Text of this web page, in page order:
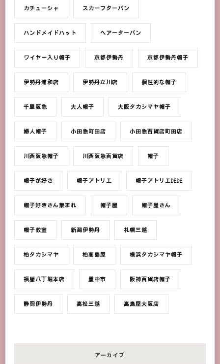
カチューシャ スカーフターバン
ハンドメイドハット ヘアーターバン
ワイヤー入り帽子 京都伊勢丹 京都伊勢丹帽子
伊勢丹浦和店 伊勢丹立川店 個性的な帽子
千里阪急 大人帽子 大阪タカシマヤ帽子
婦人帽子 小田急町田店 小田急百貨店町田店
川西阪急帽子 川西阪急百貨店 帽子
帽子が好き 帽子アトリエ 帽子アトリエDEDE
帽子好きさん集まれ 帽子屋 帽子屋さん
帽子教室 新潟伊勢丹 札幌三越
柏タカシマヤ 柏髙島屋 横浜タカシマヤ帽子
福屋八丁堀本店 豊中市 阪神百貨店帽子
静岡伊勢丹 高松三越 髙島屋大阪店
アーカイブ